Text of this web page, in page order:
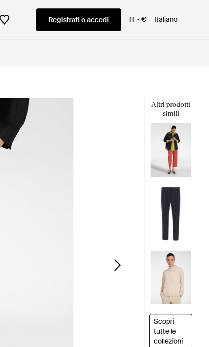
Registrati o accedi IT € Italiano
Altri prodotti
simili
Scopri
tutte le
collezioni